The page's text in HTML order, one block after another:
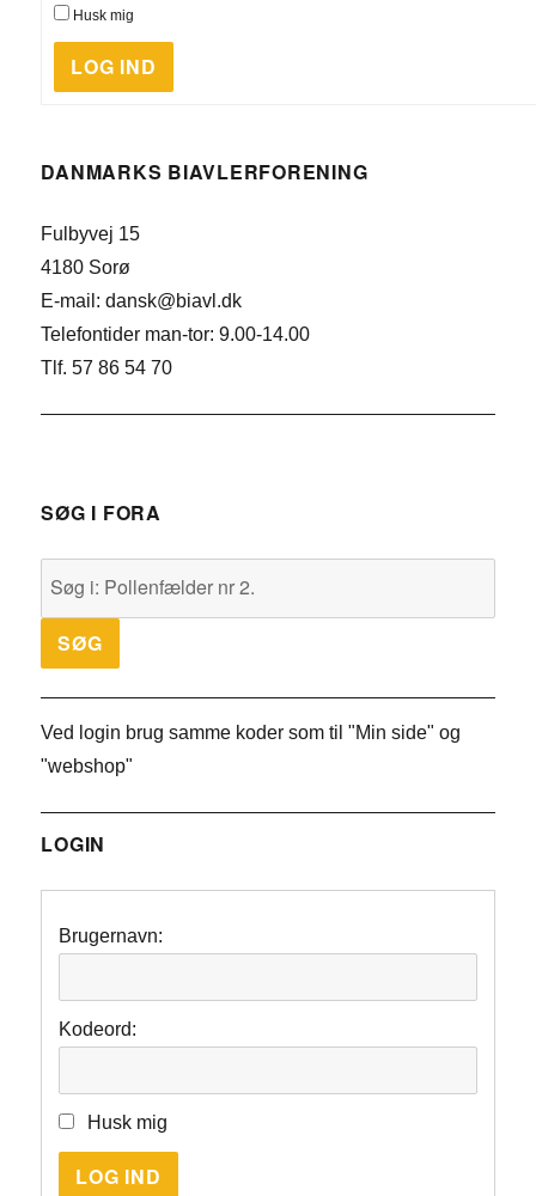
Husk mig
LOG IND
DANMARKS BIAVLERFORENING
Fulbyvej 15
4180 Sorø
E-mail: dansk@biavl.dk
Telefontider man-tor: 9.00-14.00
Tlf. 57 86 54 70
SØG I FORA
Ved login brug samme koder som til "Min side" og
"webshop"
LOGIN
Brugernavn:
Kodeord:
Husk mig
LOG IND